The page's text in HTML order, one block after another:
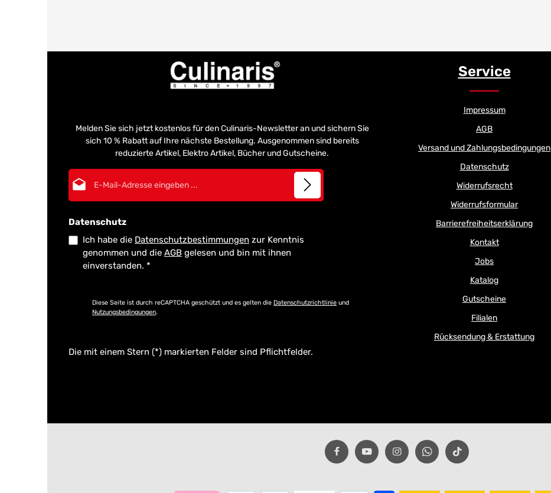
Melden Sie sich jetzt kostenlos für den Culinaris-Newsletter an und sichern Sie
sich 10 % Rabatt auf Ihre nächste Bestellung. Ausgenommen sind bereits
reduzierte Artikel, Elektro Artikel, Bücher und Gutscheine.
Datenschutz
Ich habe die Datenschutzbestimmungen zur Kenntnis
genommen und die AGB gelesen und bin mit ihnen
einverstanden. *
Diese Seite ist durch reCAPTCHA geschützt und es gelten die Datenschutzrichtlinie und
Nutzungsbedingungen.
Die mit einem Stern (*) markierten Felder sind Pflichtfelder.
Service
Impressum
AGB
Versand und Zahlungsbedingungen
Datenschutz
Widerrufsrecht
Widerrufsformular
Barrierefreiheitserklärung
Kontakt
Jobs
Katalog
Gutscheine
Filialen
Rücksendung & Erstattung